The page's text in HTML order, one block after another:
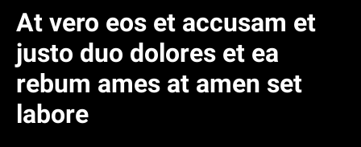
At vero eos et accusam et
justo duo dolores et ea
rebum ames at amen set
labore